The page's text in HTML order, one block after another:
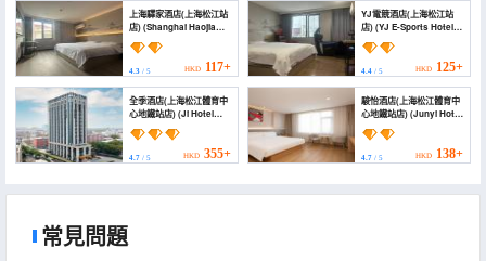
上海驛家酒店(上海松江站
店) (Shanghai Haojia
Hotel (Songjiang Sports
Center Subway
Station))
4.3 / 5 HKD 117+
YJ電競酒店(上海松江站
店) (YJ E-Sports Hotel
(Shanghai Songjiang
Station))
4.4/ 5 HKD 125+
全季酒店(上海松江體育中
心地鐵站店) (Ji Hotel
Shanghai Songjiang
Sports Center Metro
Station)
4.7 / 5 HKD 355+
駿怡酒店(上海松江體育中
心地鐵站店) (Junyi Hotel
(Shanghai Songjiang
Sports Center Subway
Station))
4.7/ 5 HKD 138+
常見問題